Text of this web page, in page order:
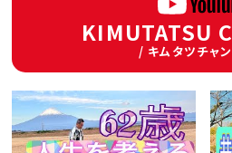
KIMUTATSU
/ キムタツチャ